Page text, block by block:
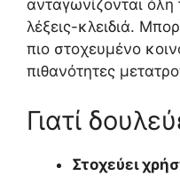
ανταγωνίζονται
λέξεις-κλειδιά.
πιο στοχευμένο
πιθανότητες
Γιατί
Στοχεύει